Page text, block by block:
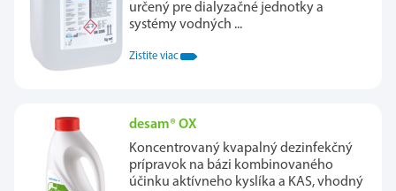
určený pre dialyzačné jednotky a
systémy vodných ...
Zistite viac
desam® OX
Koncentrovaný kvapalný dezinfekčný
prípravok na bázi kombinovaného
účinku aktívneho kyslíka a KAS, vhodný